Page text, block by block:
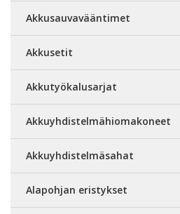
Akkusauvavääntimet
Akkusetit
Akkutyökalusarjat
Akkuyhdistelmähiomakoneet
Akkuyhdistelmäsahat
Alapohjan eristykset